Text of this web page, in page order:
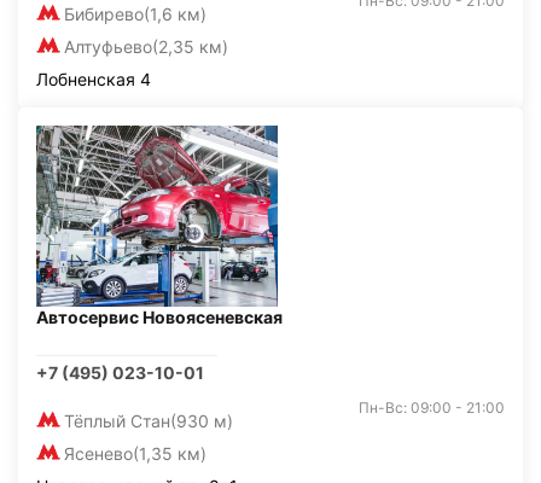
Бибирево(1,6 км)
Алтуфьево(2,35 км)
Лобненская 4
Автосервис Новоясеневская
+7 (495) 023-10-01
Тёплый Стан(930 м)
Ясенево(1,35 км)
Пн-Вс: 09:00 - 21:00